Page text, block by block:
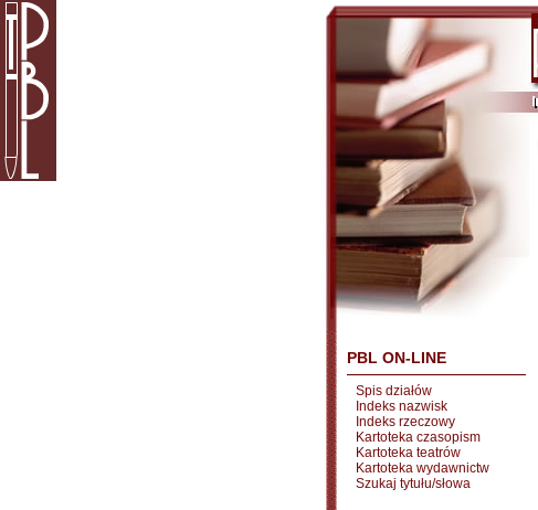
PBL ON-LINE
Spis działów
Indeks nazwisk
Indeks rzeczowy
Kartoteka czasopism
Kartoteka teatrów
Kartoteka wydawnictw
Szukaj tytułu/słowa